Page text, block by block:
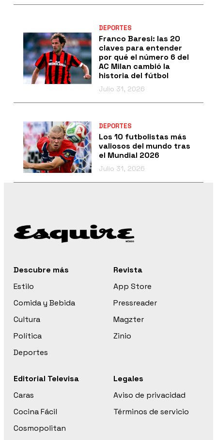
DEPORTES
Franco Baresi: las 20
claves para entender
por qué el número 6 del
AC Milan cambió la
historia del fútbol
Julio 31, 2026
DEPORTES
Los 10 futbolistas más
valiosos del mundo tras
el Mundial 2026
Julio 31, 2026
Descubre más
Estilo
Comida y Bebida
Cultura
Política
Deportes
Revista
App Store
Pressreader
Magzter
Zinio
Editorial Televisa
Caras
Cocina Fácil
Cosmopolitan
Legales
Aviso de privacidad
Términos de servicio